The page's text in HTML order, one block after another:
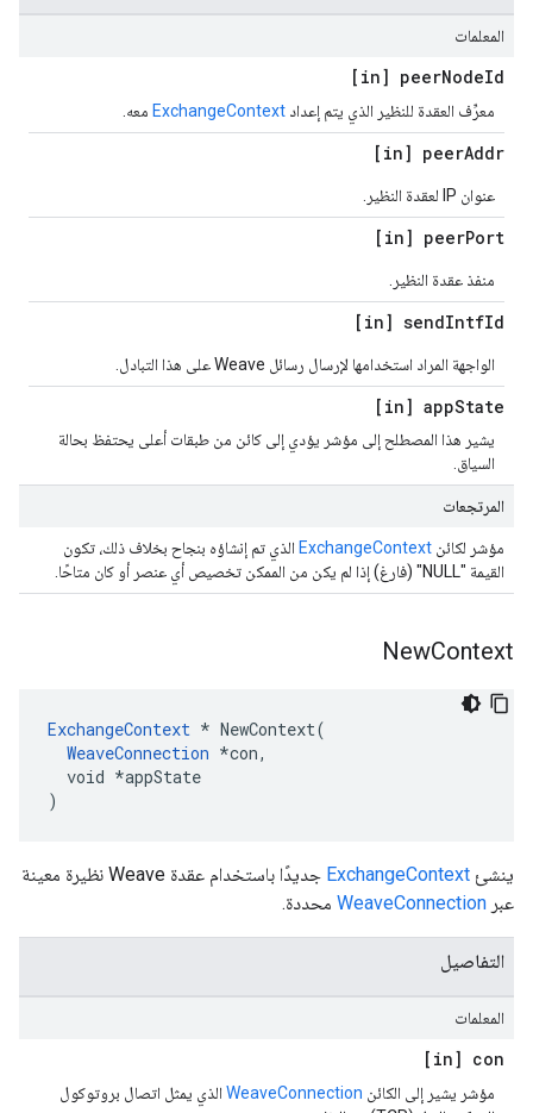
المعلمات
[in] peerNodeId
معرِّف العقدة للنظير الذي يتم إعداد ExchangeContext معه.
[in] peerAddr
عنوان IP لعقدة النظير.
[in] peerPort
منفذ عقدة النظير.
[in] sendIntfId
الواجهة المراد استخدامها لإرسال رسائل Weave على هذا التبادل.
[in] appState
يشير هذا المصطلح إلى مؤشر يؤدي إلى كائن من طبقات أعلى يحتفظ بحالة
السياق.
المرتجعات
مؤشر لكائن ExchangeContext الذي تم إنشاؤه بنجاح بخلاف ذلك، تكون
القيمة "NULL" (فارغ) إذا لم يكن من الممكن تخصيص أي عنصر أو كان متاحًا.
NewContext
ExchangeContext * NewContext(
WeaveConnection *con,
  void *appState
)
ينشئ ExchangeContext
جديدًا باستخدام عقدة Weave نظيرة معينة
عبر WeaveConnection محددة.
التفاصيل
المعلمات
[in] con
مؤشر يشير إلى الكائن WeaveConnection الذي يمثل اتصال بروتوكول